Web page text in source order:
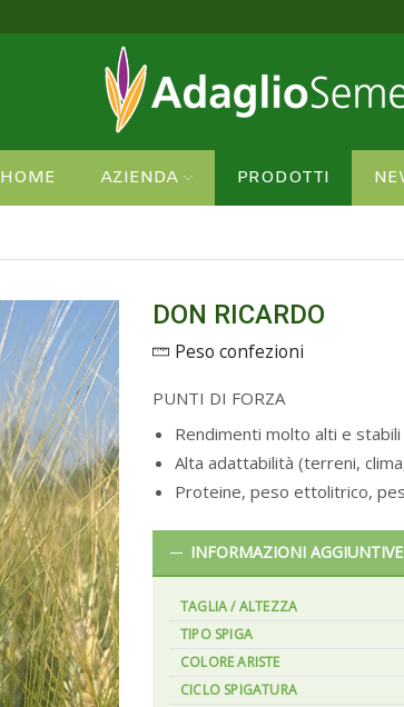
HOME AZIENDA PRODOTTI
DON RICARDO
Peso confezioni
PUNTI DI FORZA
Rendimenti molto alti e stabili
Alta adattabilità (terreni,
Proteine, peso ettolitrico,
INFORMAZIONI AGGIUNTIVE
TAGLIA / ALTEZZA
TIPO SPIGA
COLORE ARISTE
CICLO SPIGATURA